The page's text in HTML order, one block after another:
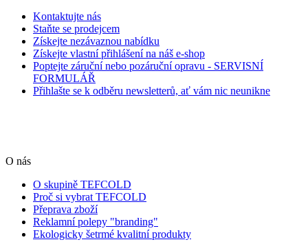
Kontaktujte nás
Staňte se prodejcem
Získejte nezávaznou nabídku
Získejte vlastní přihlášení na náš e-shop
Poptejte záruční nebo pozáruční opravu - SERVISNÍ
FORMULÁŘ
Přihlašte se k odběru newsletterů, ať vám nic neunikne
O nás
O skupině TEFCOLD
Proč si vybrat TEFCOLD
Přeprava zboží
Reklamní polepy "branding"
Ekologicky šetrmé kvalitní produkty